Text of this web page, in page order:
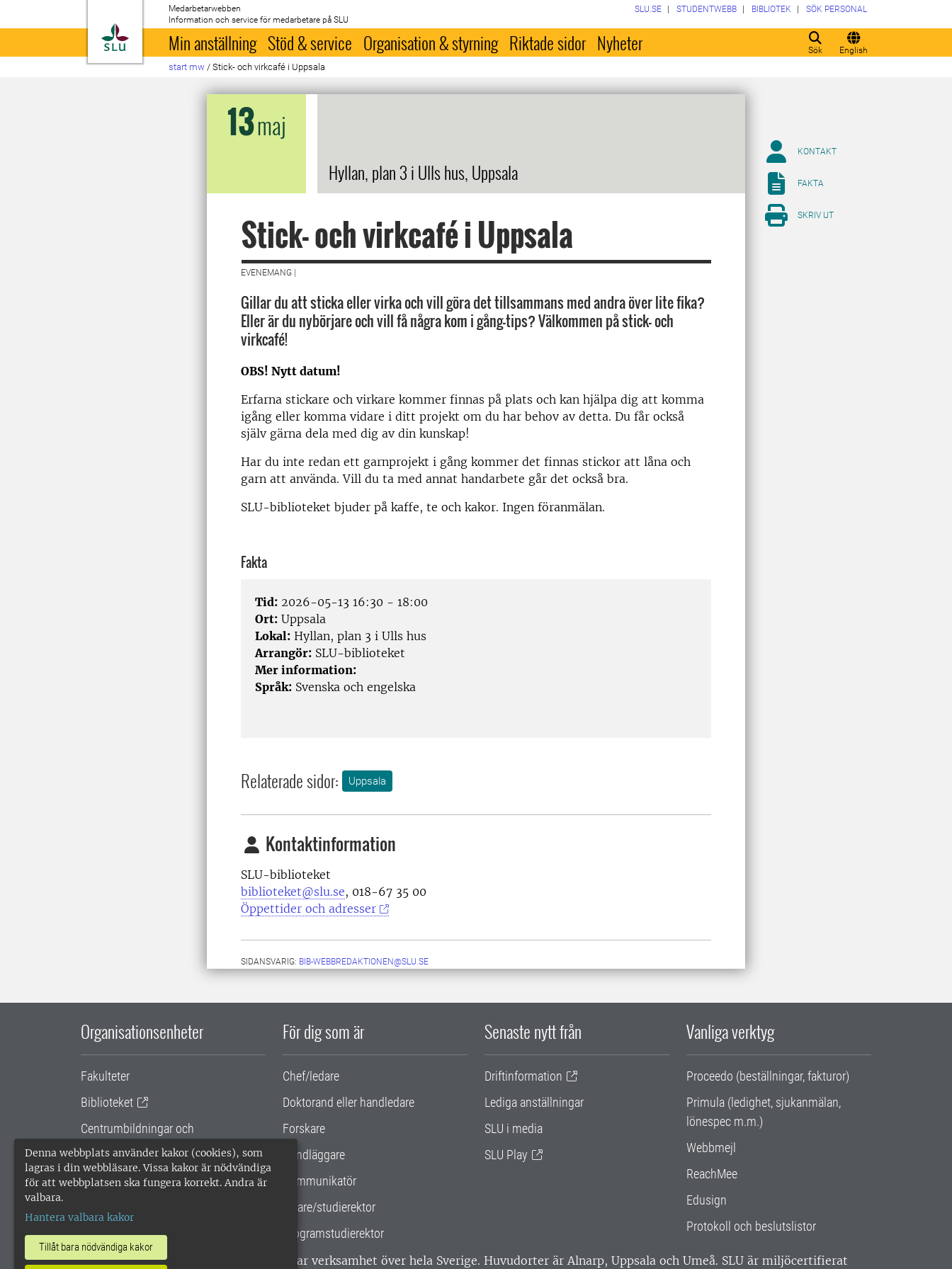
Denna webbplats använder kakor (cookies), som
lagras i din webbläsare. Vissa kakor är nödvändiga
för att webbplatsen ska fungera korrekt. Andra är
valbara.
Hantera valbara kakor
Tillåt bara nödvändiga kakor
Till startsida
Medarbetarwebben
Information och service för medarbetare på SLU
Sök English
SLU.SE STUDENTWEBB BIBLIOTEK SÖK PERSONAL
Min anställning Stöd & service Organisation & styrning Riktade sidor Nyheter
start mw / Stick- och virkcafé i Uppsala
13maj
Hyllan, plan 3 i Ulls hus, Uppsala
Stick- och virkcafé i Uppsala
EVENEMANG |
Gillar du att sticka eller virka och vill göra det tillsammans med andra över lite fika?
Eller är du nybörjare och vill få några kom i gång-tips? Välkommen på stick- och
virkcafé!
OBS! Nytt datum!
Erfarna stickare och virkare kommer finnas på plats och kan hjälpa dig att komma
igång eller komma vidare i ditt projekt om du har behov av detta. Du får också
själv gärna dela med dig av din kunskap!
Har du inte redan ett garnprojekt i gång kommer det finnas stickor att låna och
garn att använda. Vill du ta med annat handarbete går det också bra.
SLU-biblioteket bjuder på kaffe, te och kakor. Ingen föranmälan.
Fakta
Tid: 2026-05-13 16:30 - 18:00
Ort: Uppsala
Lokal: Hyllan, plan 3 i Ulls hus
Arrangör: SLU-biblioteket
Mer information:
Språk: Svenska och engelska
Relaterade sidor: Uppsala
Kontaktinformation
SLU-biblioteket
biblioteket@slu.se, 018-67 35 00
Öppettider och adresser
SIDANSVARIG: BIB-WEBBREDAKTIONEN@SLU.SE
KONTAKT
FAKTA
SKRIV UT
Organisationsenheter
Fakulteter
Biblioteket
Centrumbildningar och
samarbetsprojekt
Gemensamma verksamhetsstödet
För dig som är
Chef/ledare
Doktorand eller handledare
Forskare
Handläggare
Kommunikatör
Lärare/studierektor
Programstudierektor
Senaste nytt från
Driftinformation
Lediga anställningar
SLU i media
SLU Play
Vanliga verktyg
Proceedo (beställningar, fakturor)
Primula (ledighet, sjukanmälan,
lönespec m.m.)
Webbmejl
ReachMee
Edusign
Protokoll och beslutslistor
SLU, Sveriges lantbruksuniversitet, har verksamhet över hela Sverige. Huvudorter är Alnarp, Uppsala och Umeå. SLU är miljöcertifierat